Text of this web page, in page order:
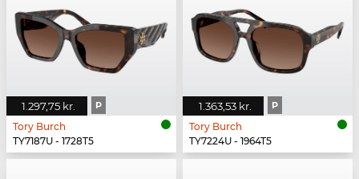
1.297,75 kr. P
Tory Burch
TY7187U - 1728T5
1.363,53 kr. P
Tory Burch
TY7224U - 1964T5